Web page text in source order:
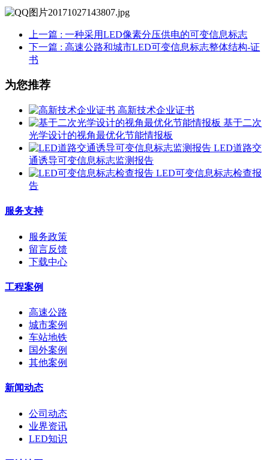
上一篇 : 一种采用LED像素分压供电的可变信息标志
下一篇 : 高速公路和城市LED可变信息标志整体结构-证
书
为您推荐
高新技术企业证书
基于二次
光学设计的视角最优化节能情报板
LED道路交
通诱导可变信息标志监测报告
LED可变信息标志检查报
告
服务支持
服务政策
留言反馈
下载中心
工程案例
高速公路
城市案例
车站地铁
国外案例
其他案例
新闻动态
公司动态
业界资讯
LED知识